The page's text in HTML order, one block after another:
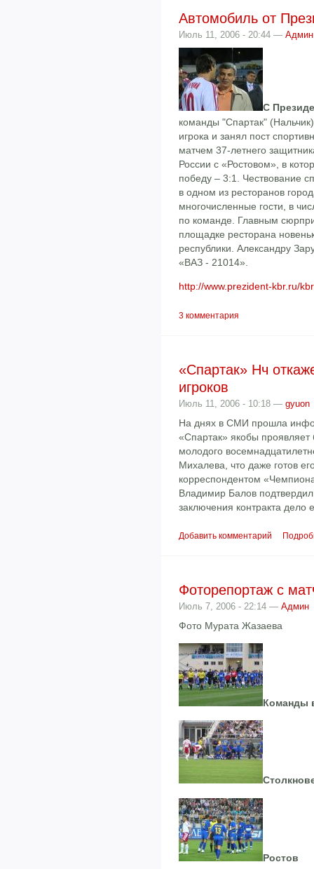
Автомобиль от
Июль 11, 2006 - 20:44 — Админ
С
команды "Спартак"
игрока и занял пост
матчем 37-летнего
России с «Ростовом», в
победу – 3:1. Чествование
в одном из ресторанов
многочисленные гости, в
по команде. Главным
площадке ресторана
республики. Александру
«ВАЗ - 21014».
http://www.prezident-kbr.ru/
3 комментария
«Спартак» Нч
игроков
Июль 11, 2006 - 10:18 — gyuon
На днях в СМИ прошла
«Спартак» якобы
молодого
Михалева, что даже готов
корреспондентом
Владимир Балов
заключения контракта
Добавить комментарий
Фоторепортаж с
Июль 7, 2006 - 22:14 — Админ
Фото Мурата Жазаева
Команды
Ростов